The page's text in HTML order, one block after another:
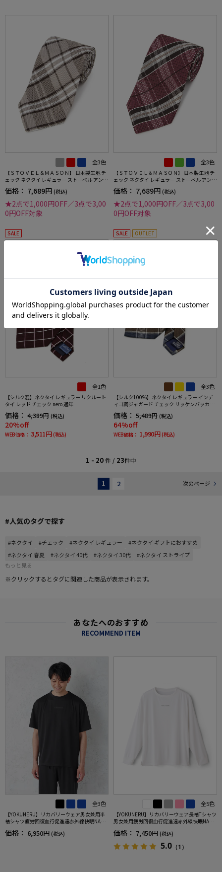
全3色
【ＳＴＯＶＥＬ＆ＭＡＳＯＮ】 日本製生地 チ
ェック ネクタイ レギュラー ストーベル アンド
メイソン 春夏
価格： 7,689円 (税込)
★2点で1,000円OFF／3点で3,00
0円OFF対象
全3色
【ＳＴＯＶＥＬ＆ＭＡＳＯＮ】 日本製生地 チ
ェック ネクタイ レギュラー ストーベル アンド
メイソン 春夏
価格： 7,689円 (税込)
★2点で1,000円OFF／3点で3,00
0円OFF対象
SALE
全1色
【シルク混】ネクタイ レギュラー リクルート
タイ レッド チェック nero 通年
価格： 4,389円 (税込)
20%off
WEB価格： 3,511円 (税込)
SALE OUTLET
全3色
【シルク100%】ネクタイ レギュラー インデ
ィゴ調ジャガード チェック リッケンバッカー
秋冬
価格： 5,489円 (税込)
64%off
WEB価格： 1,990円 (税込)
1 - 20件 / 23件中
1 2 次のページ
#人気のタグで探す
#ネクタイ #チェック #ネクタイ レギュラー
#ネクタイ ギフトにおすすめ
#ネクタイ 春夏
#ネクタイ 40代 #ネクタイ 30代
#ネクタイ ストライプ
もっと見る
※クリックするとタグに関連した商品が表示されます。
あなたへのおすすめ
RECOMMEND ITEM
全3色
【YOKUNERU】リカバリーウェア男女兼用半
袖シャツ疲労回復血行促進遠赤外線快眠NANO
MIX(R)【一般医療機器】SS～LLサイズ
価格： 6,950円 (税込)
全5色
【YOKUNERU】リカバリーウェア長袖Tシャツ
男女兼用疲労回復血行促進遠赤外線快眠NANO
MIX(R)【一般医療機器】SS～LLサイズ
価格： 7,450円 (税込)
5.0 （1）